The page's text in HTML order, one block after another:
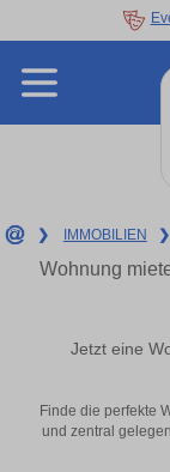
❯ IMMOBILIEN ❯
Wohnung
Jetzt eine
Finde die perfekte
und zentral